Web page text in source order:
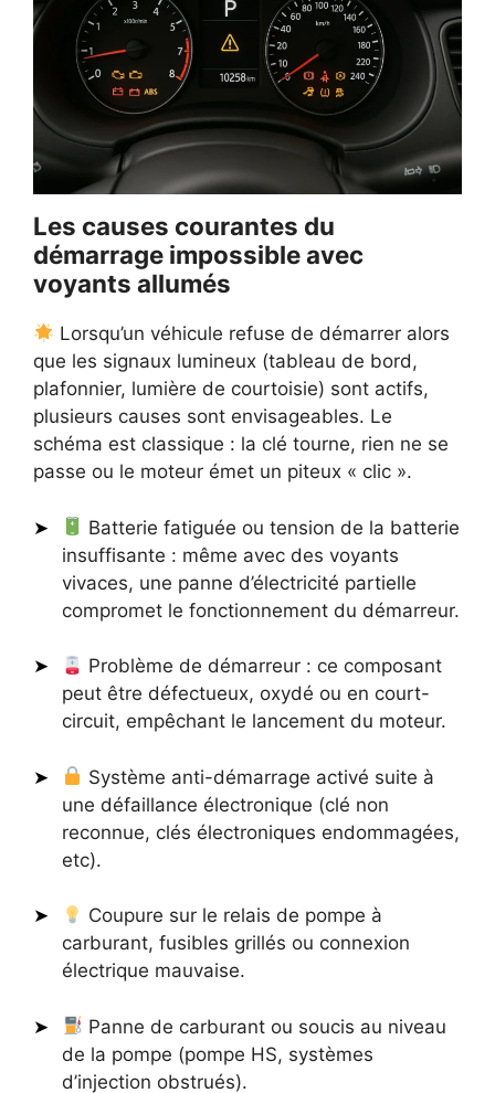
Les causes courantes du
démarrage impossible avec
voyants allumés
Lorsqu’un véhicule refuse de démarrer alors
que les signaux lumineux (tableau de bord,
plafonnier, lumière de courtoisie) sont actifs,
plusieurs causes sont envisageables. Le
schéma est classique : la clé tourne, rien ne se
passe ou le moteur émet un piteux « clic ».
Batterie fatiguée ou tension de la batterie
insuffisante : même avec des voyants
vivaces, une panne d’électricité partielle
compromet le fonctionnement du démarreur.
Problème de démarreur : ce composant
peut être défectueux, oxydé ou en court-
circuit, empêchant le lancement du moteur.
Système anti-démarrage activé suite à
une défaillance électronique (clé non
reconnue, clés électroniques endommagées,
etc).
Coupure sur le relais de pompe à
carburant, fusibles grillés ou connexion
électrique mauvaise.
Panne de carburant ou soucis au niveau
de la pompe (pompe HS, systèmes
d’injection obstrués).